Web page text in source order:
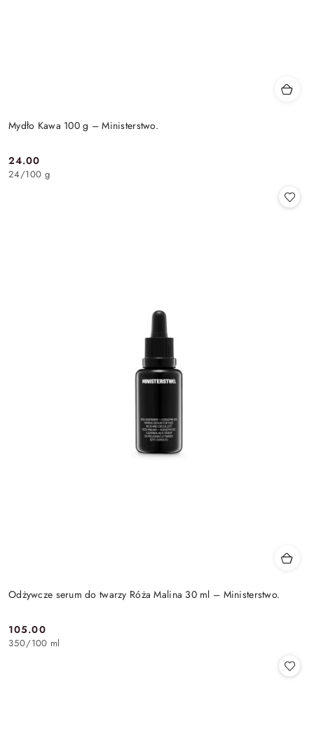
Mydło Kawa 100 g – Ministerstwo.
Cena:
24.00
24/100 g
Odżywcze serum do twarzy Róża Malina 30 ml – Ministerstwo.
Cena:
105.00
350/100 ml